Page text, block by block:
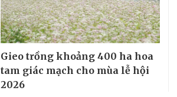
Gieo trồng khoảng 400 ha hoa
tam giác mạch cho mùa lễ hội
2026